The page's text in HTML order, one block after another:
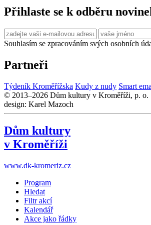
Přihlaste se k odběru
Souhlasím se zpracováním svých osobních
Partneři
Týdeník Kroměřížska Kudy z nudy Smart
© 2013–2026 Dům kultury v Kroměříži, p. o.
design: Karel Mazoch
Dům kultury
v Kroměříži
www.dk-kromeriz.cz
Program
Hledat
Filtr akcí
Kalendář
Akce jako řádky